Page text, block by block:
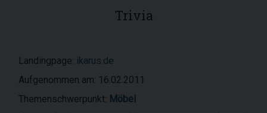
Trivia
Landingpage: ikarus.de
Aufgenommen am: 16.02.2011
Themenschwerpunkt: Möbel